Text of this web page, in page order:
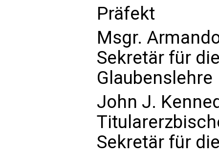
Präfekt
Msgr.
Sekretär für
Glaubenslehre
John J.
Sekretär für